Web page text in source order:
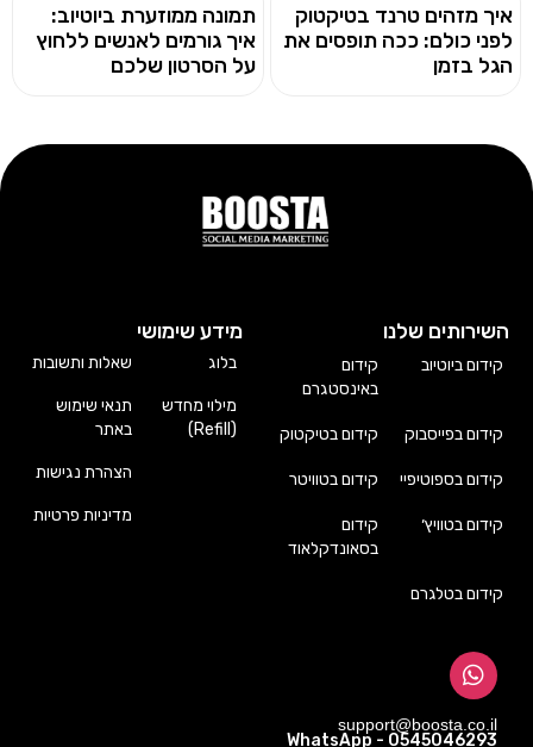
איך מזהים טרנד בטיקטוק
לפני כולם: ככה תופסים את
הגל בזמן
תמונה ממוזערת ביוטיוב:
איך גורמים לאנשים ללחוץ
על הסרטון שלכם
השירותים שלנו
קידום ביוטיוב
קידום
באינסטגרם
קידום בפייסבוק קידום בטיקטוק
קידום בספוטיפיי קידום בטוויטר
קידום בטוויץ׳
קידום
בסאונדקלאוד
קידום בטלגרם
מידע שימושי
בלוג
מילוי מחדש
(Refill)
שאלות ותשובות
תנאי שימוש
באתר
הצהרת נגישות
מדיניות פרטיות
support@boosta.co.il
WhatsApp - 0545046293